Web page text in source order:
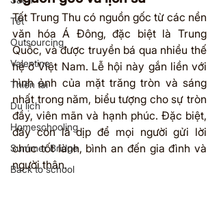
Tết
Outsourcing
Valentine
Thiên tai
Du lịch
Homeschooling
Summer Bridge
Back to school
Tết Trung Thu có nguồn gốc từ các nền
văn hóa Á Đông, đặc biệt là Trung
Quốc, và được truyền bá qua nhiều thế
hệ ở Việt Nam. Lễ hội này gắn liền với
hình ảnh của mặt trăng tròn và sáng
nhất trong năm, biểu tượng cho sự tròn
đầy, viên mãn và hạnh phúc. Đặc biệt,
đây còn là dịp để mọi người gửi lời
chúc tốt lành, bình an đến gia đình và
người thân.